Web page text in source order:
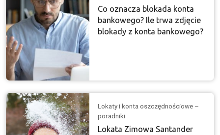
Co oznacza blokada konta
bankowego? Ile trwa zdjęcie
blokady z konta bankowego?
Lokaty i konta oszczędnościowe –
poradniki
Lokata Zimowa Santander